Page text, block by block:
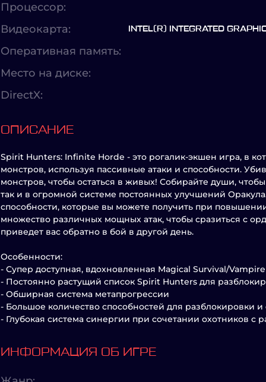
Процессор:
Видеокарта: INTEL(R) INTEGRATED
Оперативная память:
Место на диске:
DirectX:
ОПИСАНИЕ
Spirit Hunters: Infinite Horde - это рогалик-экшен игра, в
монстров, используя пассивные атаки и способности.
монстров, чтобы остаться в живых! Собирайте души,
так и в огромной системе постоянных улучшений
способности, которые вы можете получить при
множество различных мощных атак, чтобы сразиться с
приведет вас обратно в бой в другой день.
Особенности:
- Супер доступная, вдохновленная Magical Survival/
- Постоянно растущий список Spirit Hunters для
- Обширная система метапрогрессии
- Большое количество способностей для разблокировки
- Глубокая система синергии при сочетании охотников с
ИНФОРМАЦИЯ ОБ ИГРЕ